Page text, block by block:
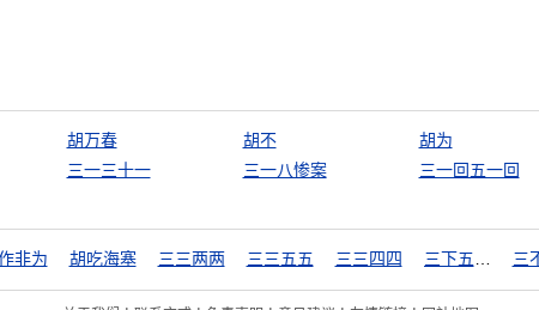
胡万春 胡不
胡为
三一三十一 三一八惨案 三一回五一回
非为 胡吃海塞 三三两两 三三五五 三三四四 三